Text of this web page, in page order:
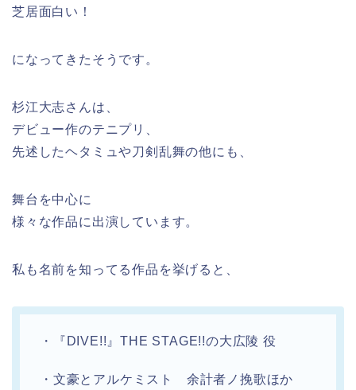
芝居面白い！
になってきたそうです。
杉江大志さんは、
デビュー作のテニプリ、
先述したヘタミュや刀剣乱舞の他にも、
舞台を中心に
様々な作品に出演しています。
私も名前を知ってる作品を挙げると、
・『DIVE!!』THE STAGE!!の大広陵 役
・文豪とアルケミスト 余計者ノ挽歌ほか